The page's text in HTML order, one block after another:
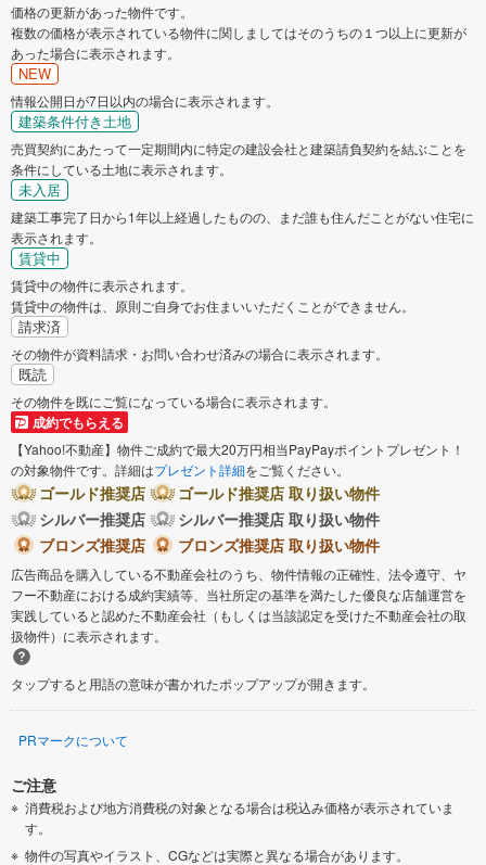
価格の更新があった物件です。
複数の価格が表示されている物件に関しましてはそのうちの１つ以上に更新が
あった場合に表示されます。
NEW
情報公開日が7日以内の場合に表示されます。
建築条件付き土地
売買契約にあたって一定期間内に特定の建設会社と建築請負契約を結ぶことを
条件にしている土地に表示されます。
未入居
建築工事完了日から1年以上経過したものの、まだ誰も住んだことがない住宅に
表示されます。
賃貸中
賃貸中の物件に表示されます。
賃貸中の物件は、原則ご自身でお住まいいただくことができません。
請求済
その物件が資料請求・お問い合わせ済みの場合に表示されます。
既読
その物件を既にご覧になっている場合に表示されます。
成約でもらえる
【Yahoo!不動産】物件ご成約で最大20万円相当PayPayポイントプレゼント！
の対象物件です。詳細はプレゼント詳細をご覧ください。
ゴールド推奨店
ゴールド推奨店 取り扱い物件
シルバー推奨店
シルバー推奨店 取り扱い物件
ブロンズ推奨店
ブロンズ推奨店 取り扱い物件
広告商品を購入している不動産会社のうち、物件情報の正確性、法令遵守、ヤ
フー不動産における成約実績等、当社所定の基準を満たした優良な店舗運営を
実践していると認めた不動産会社（もしくは当該認定を受けた不動産会社の取
扱物件）に表示されます。
タップすると用語の意味が書かれたポップアップが開きます。
PRマークについて
ご注意
消費税および地方消費税の対象となる場合は税込み価格が表示されていま
す。
物件の写真やイラスト、CGなどは実際と異なる場合があります。